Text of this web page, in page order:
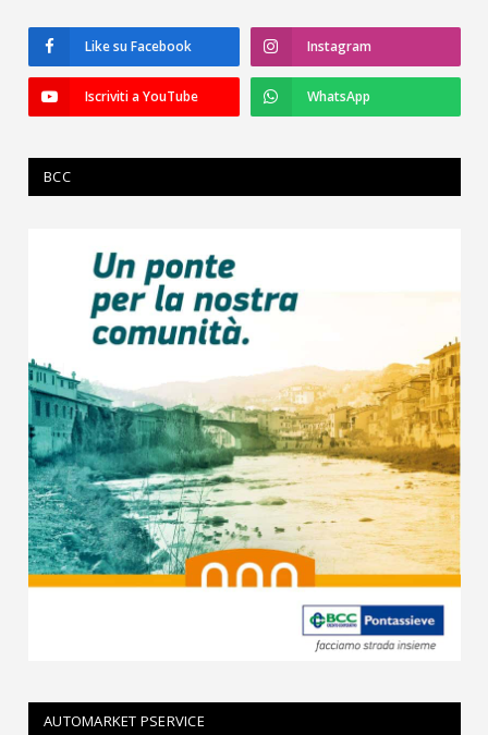
Like su Facebook Instagram
Iscriviti a YouTube WhatsApp
BCC
AUTOMARKET PSERVICE